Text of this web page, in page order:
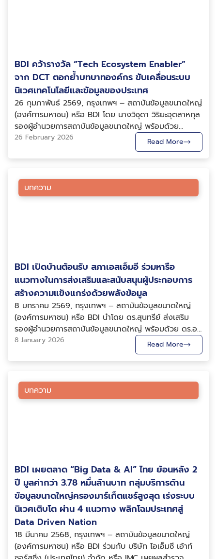
ข้อมูลสุขภาพของประเทศ เพื่อสนับสนุนการแลกเปลี่ยน
ข้อมูลระหว่างหน่วยบริการสุขภาพอย่างมีมาตรฐาน และ
ความปลอดภัย สอดคล้องกับแนวทางการพัฒนาระบบ
สาธารณสุขดิจิทัลของประเทศไทย ตลอดระยะเวลาการ
ดำเนินงาน โครงการ Health Link มีบทบาทสำคัญในการ
ส่งเสริมการเชื่อมโยงข้อมูลสุขภาพระหว่างสถานพยาบาลทั่ว
ประเทศ ช่วยเพิ่มประสิทธิภาพการเข้าถึงข้อมูลทางการ
แพทย์ ลดความซ้ำซ้อนในการให้บริการ และสนับสนุนการ
ดูแลรักษาผู้ป่วยอย่างต่อเนื่อง นำไปสู่การยกระดับคุณภาพ
ในระยะยาว การได้รับรางวัลในครั้งนี้ นับเป็นอีกหนึ่งความ
ภาคภูมิใจของ BDI และโครงการ Health Link ที่ได้รับการ
พันธมิตร เครือข่ายความร่วมมือ และผู้มีส่วนเกี่ยวข้องทุก
ภาคส่วน ที่ร่วมสนับสนุนการดำเนินงานของโครงการ
Health Link อย่างต่อเนื่อง และพร้อมเดินหน้าพัฒนา
นวัตกรรมการเชื่อมโยงข้อมูลสุขภาพ เพื่อสร้างประโยชน์
สูงสุดแก่ประชาชนและระบบสาธารณสุขของประเทศต่อไป
BDI คว้ารางวัล “Tech Ecosystem Enabler”
จาก DCT ตอกย้ำบทบาทองค์กร ขับเคลื่อนระบบ
นิเวศเทคโนโลยีและข้อมูลของประเทศ
26 กุมภาพันธ์ 2569, กรุงเทพฯ – สถาบันข้อมูลขนาดใหญ่
(องค์การมหาชน) หรือ BDI โดย นางวิชุดา วิริยะอุตสาหกุล
รองผู้อำนวยการสถาบันข้อมูลขนาดใหญ่ พร้อมด้วย
นพ.ธนกฤต จินตวร First Executive Vice President,
BDI ร่วมรับรางวัลประกาศเกียรติคุณ DCT Digital
Ecosystem Partner Awards 2026 ด้าน Tech
การสนับสนุนและเสริมสร้างระบบนิเวศเทคโนโลยี
(Technology Ecosystem) ของประเทศให้เติบโตอย่าง
เอกชน ผ่านการนำเทคโนโลยีที่ทันสมัยและองค์ความรู้ด้าน
ข้อมูลมาประยุกต์ใช้เพื่อบริหารจัดการข้อมูลให้เกิดประโยชน์
สูงสุด และใช้ข้อมูลเป็นเครื่องมือสำคัญในการขับเคลื่อน
นโยบายและการดำเนินงานขององค์กรอย่างยั่งยืน พร้อม
ทั้งเตรียมความพร้อมให้ประเทศไทยสามารถแข่งขันและปรับ
ตัวต่อการเปลี่ยนแปลงของโลกดิจิทัลในอนาคตได้อย่างมี
ประสิทธิภาพ BDI ยังคงมุ่งมั่นสร้างระบบนิเวศข้อมูลที่
แข็งแกร่งและยั่งยืน โดยเชื่อว่าการเชื่อมโยงความร่วมมือ
ระหว่างทุกภาคส่วน คือ หัวใจสำคัญของการขับเคลื่อน
องค์กร แต่ยังเป็นกำลังใจให้องค์กรพัฒนางานต่อไป เพื่อ
ยกระดับศักยภาพของประเทศไทยก้าวสู่เวทีดิจิทัลระดับโลก
สำหรับงาน DCT Digital Policy Conference จัดขึ้นเพื่อ
เปิดเวทีรวมพลังภาคธุรกิจดิจิทัล นำเสนอข้อเสนอนโยบาย
จากภาคธุรกิจและอุตสาหกรรมดิจิทัลไทยแก่ภาครัฐ สู่การ
ปลดล็อกข้อจำกัดและยกระดับอุตสาหกรรมดิจิทัลไทยให้
เติบโตแบบก้าวกระโดด กลายเป็นศูนย์กลางดิจิทัลของ
ภูมิภาคอาเซียน
26 February 2026 Read More
บทความ
BDI เปิดบ้านต้อนรับ สภาเอสเอ็มอี ร่วมหารือ
แนวทางในการส่งเสริมและสนับสนุนผู้ประกอบการ
สร้างความแข็งแกร่งด้วยพลังข้อมูล
8 มกราคม 2569, กรุงเทพฯ – สถาบันข้อมูลขนาดใหญ่
(องค์การมหาชน) หรือ BDI นำโดย ดร.สุนทรีย์ ส่งเสริม
รองผู้อำนวยการสถาบันข้อมูลขนาดใหญ่ พร้อมด้วย ดร.อภิ
วดี ปิยธรรมรงค์ ผู้อำนวยการฝ่ายส่งเสริมอุตสาหกรรมและ
ประสานเครือข่าย ให้การต้อนรับ นายสุปรีย์ ทองเพชร
ประธานสภาวิสาหกิจขนาดกลางและขนาดย่อมไทย (สภาเอส
การส่งเสริมและสนับสนุนผู้ประกอบการ ณ ห้องประชุม
อาคารสถาบันข้อมูลขนาดใหญ่ (องค์การมหาชน)
Engineering, Bridge – สร้างสะพานเชื่อมระหว่างผู้สร้าง
เทคโนโลยีกับผู้ประกอบการ และ Build – พัฒนาบุคลากรใน
ประเทศให้มีองค์ความรู้ด้าน Big Data และ AI เพื่อพัฒนา
ศักยภาพให้แข่งขันกับต่างประเทศได้ ผ่านการขยายองค์
ความรู้ Big Data & AI ให้แพร่หลายทั่วประเทศ ด้วย
Bridge คือ หนึ่งในภารกิจหลักของ BDI ที่มุ่งพัฒนาระบบ
นิเวศและสร้างเครือข่ายผู้ประกอบการ Big Data & AI ทั้ง
ฝั่ง Tech Provider และ Data Consumer เพื่อก่อให้เกิด
8 January 2026 Read More
บทความ
BDI เผยตลาด “Big Data & AI” ไทย ย้อนหลัง 2
ปี มูลค่ากว่า 3.78 หมื่นล้านบาท กลุ่มบริการด้าน
ข้อมูลขนาดใหญ่ครองมาร์เก็ตแชร์สูงสุด เร่งระบบ
นิเวศเติบโต ผ่าน 4 แนวทาง พลิกโฉมประเทศสู่
Data Driven Nation
18 มีนาคม 2568, กรุงเทพฯ – สถาบันข้อมูลขนาดใหญ่
(องค์การมหาชน) หรือ BDI ร่วมกับ บริษัท ไอเอ็มซี เอ้าท์